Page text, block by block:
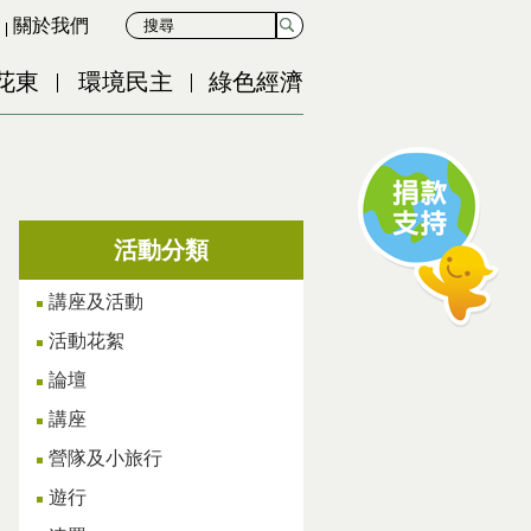
關於我們
東 環境民主 綠色經濟
活動分類
講座及活動
活動花絮
論壇
講座
營隊及小旅行
遊行